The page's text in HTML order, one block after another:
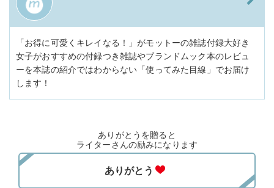
「お得に可愛くキレイなる！」がモットーの雑誌付録大好き
女子がおすすめの付録つき雑誌やブランドムック本のレビュ
ーを本誌の紹介ではわからない「使ってみた目線」でお届け
します！
ありがとうを贈ると
ライターさんの励みになります